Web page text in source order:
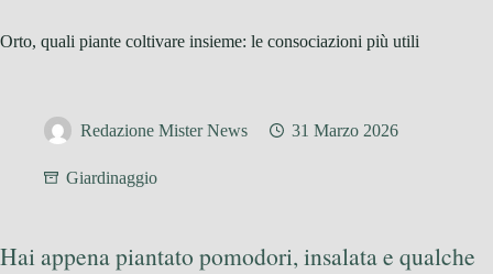
Orto, quali piante coltivare insieme: le consociazioni più utili
Redazione Mister News 31 Marzo 2026
Giardinaggio
Hai appena piantato pomodori, insalata e qualche